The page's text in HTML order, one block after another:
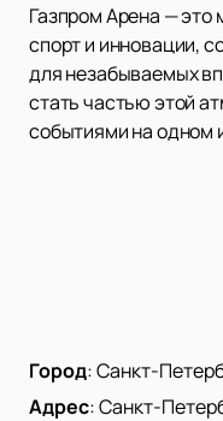
Газпром Арена — это
спорт и инновации,
для незабываемых
стать частью этой
событиями на одном
Город:Санкт-
Адрес:Санкт-